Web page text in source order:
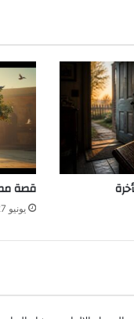
قصة
يونيو 27, 2026